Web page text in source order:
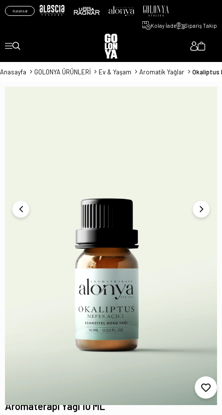
Kurumsal
Kolay İade Sipariş Takip
Anasayfa GOLONYA ÜRÜNLERİ Ev & Yaşam Aromatik Yağlar
Aromaterapi Yağı 10 ML